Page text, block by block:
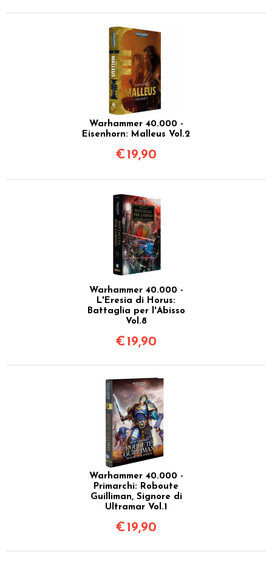
Warhammer 40.000 -
Eisenhorn: Malleus Vol.2
€ 19,90
Warhammer 40.000 -
L'Eresia di Horus:
Battaglia per l'Abisso
Vol.8
€ 19,90
Warhammer 40.000 -
Primarchi: Roboute
Guilliman, Signore di
Ultramar Vol.1
€ 19,90